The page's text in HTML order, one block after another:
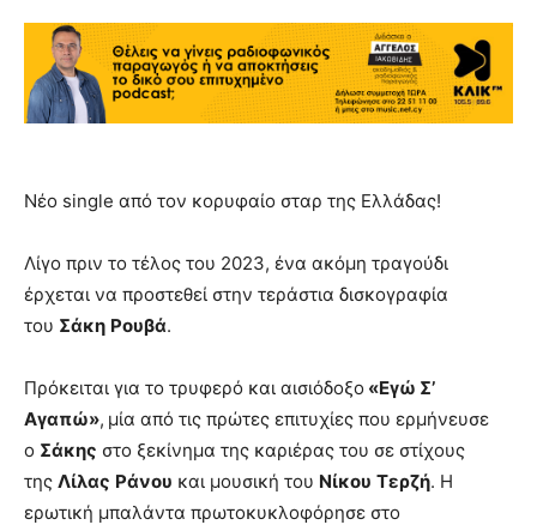
Νέο single από τον κορυφαίο σταρ της Ελλάδας!
Λίγο πριν το τέλος του 2023, ένα ακόμη τραγούδι
έρχεται να προστεθεί στην τεράστια δισκογραφία
του Σάκη Ρουβά.
Πρόκειται για το τρυφερό και αισιόδοξο «Εγώ Σ’
Αγαπώ», μία από τις πρώτες επιτυχίες που ερμήνευσε
ο Σάκης στο ξεκίνημα της καριέρας του σε στίχους
της Λίλας Ράνου και μουσική του Νίκου Τερζή. Η
ερωτική μπαλάντα πρωτοκυκλοφόρησε στο